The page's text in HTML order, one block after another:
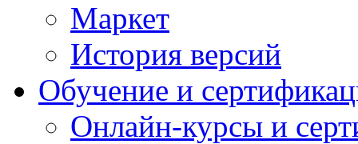
Маркет
История версий
Обучение и
Онлайн-курсы и